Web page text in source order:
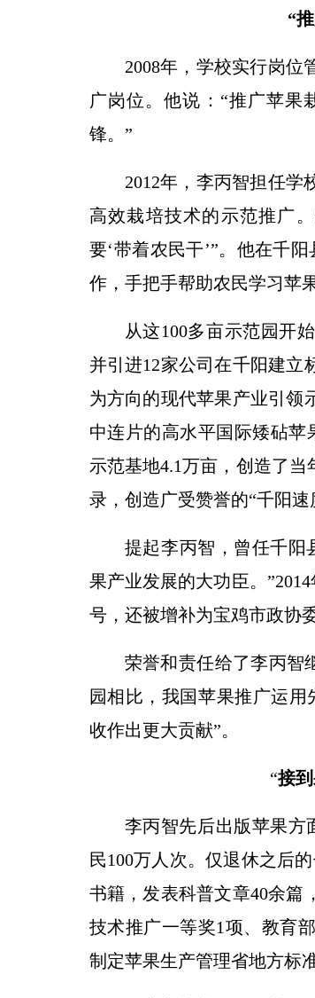
“
2008年，学校实行岗位
广岗位。他说：“推广苹果
锋。”
2012年，李丙智担任学
高效栽培技术的示范推广
要‘带着农民干’”。他在千
作，手把手帮助农民学习苹
从这100多亩示范园开
并引进12家公司在千阳建立
为方向的现代苹果产业引领
中连片的高水平国际矮砧
示范基地4.1万亩，创造了
录，创造广受赞誉的“千阳速
提起李丙智，曾任千阳
果产业发展的大功臣。
号，还被增补为宝鸡市政协委
荣誉和责任给了李丙智
园相比，我国苹果推广运
收作出更大贡献”。
“接
李丙智先后出版苹果方
民100万人次。仅退休之后
书籍，发表科普文章40余篇
技术推广一等奖1项、教育
制定苹果生产管理省地方标准